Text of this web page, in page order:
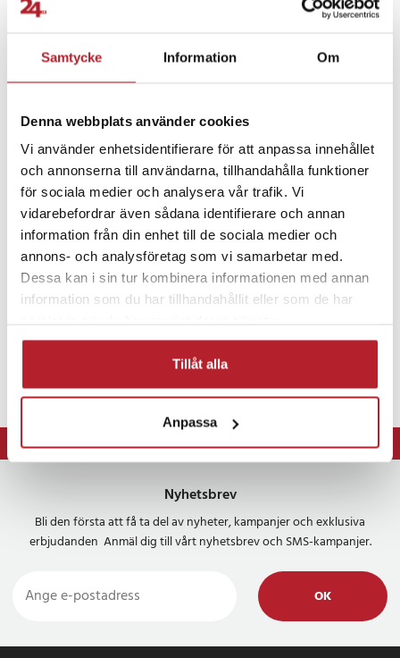
Samtycke Information Om
Denna webbplats använder cookies
Vi använder enhetsidentifierare för att anpassa innehållet
och annonserna till användarna, tillhandahålla funktioner
för sociala medier och analysera vår trafik. Vi
vidarebefordrar även sådana identifierare och annan
information från din enhet till de sociala medier och
annons- och analysföretag som vi samarbetar med.
Dessa kan i sin tur kombinera informationen med annan
information som du har tillhandahållit eller som de har
Tillåt alla
Anpassa
- Kompatibilitet: PS3-handkontroller
- Funktion: Elektrisk kontakt mellan knappar och kretskort
Artikelnummer:127117
Fortsätt att fynda
Rea Tv-Spelstillbehör Rea 10-29 Kronor
Reservdelar till spelkonsoler Fritid & Leksaker
⭐ 365 dagars öppet köp
Nyhetsbrev
Bli den första att få ta del av nyheter, kampanjer och exklusiva
erbjudanden Anmäl dig till vårt nyhetsbrev och SMS-kampanjer.
OK